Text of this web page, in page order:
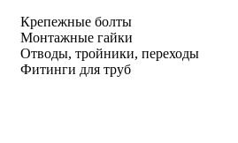
Крепежные болты
Монтажные гайки
Отводы, тройники, переходы
Фитинги для труб